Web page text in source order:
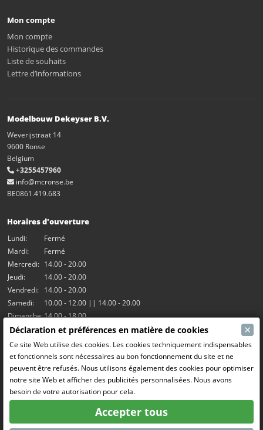
Mon compte
Mon compte
Historique des commandes
Liste de souhaits
Lettre d’informations
Modelbouw Dekeyser B.V.
Weverijstraat 14
9600 Ronse
Belgium
+3255457960
info@mcronse.be
BE0861.419.683
Horaires d'ouverture
Lundi:
Fermé
Mardi:
Fermé
Mercredi: 14.00 - 20.00
Jeudi:
14.00 - 20.00
Vendredi: 14.00 - 20.00
Samedi:
10.00 - 12.00 || 14.00 - 20.00
Dimanche:14.00 - 18.00
Nos activités
Salle Hangar7
Le RC Drift
RC Bangers (Demolition Derby)
Fun and Friends
Médias sociaux
Déclaration et préférences en matière de cookies ×
Ce site Web utilise des cookies. Les cookies techniquement indispensables
et fonctionnels sont nécessaires au bon fonctionnement du site et ne
peuvent être refusés. Nous utilisons également des cookies pour optimiser
notre site Web et afficher des publicités personnalisées. Nous avons
besoin de votre autorisation pour cela.
Accepter tous